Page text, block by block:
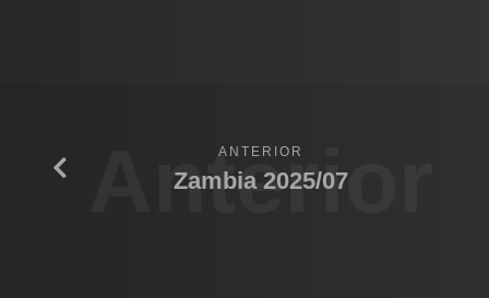
Anterior
ANTERIOR
Zambia 2025/07